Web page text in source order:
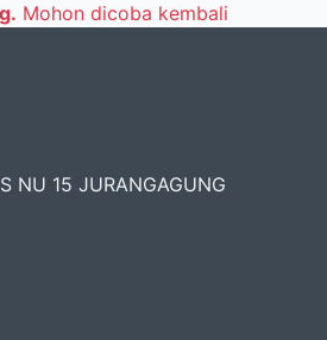
Mohon dicoba kembali
NU 15 JURANGAGUNG